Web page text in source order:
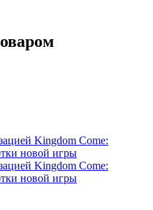
Kingdom Come:
новой игры
Kingdom Come:
новой игры